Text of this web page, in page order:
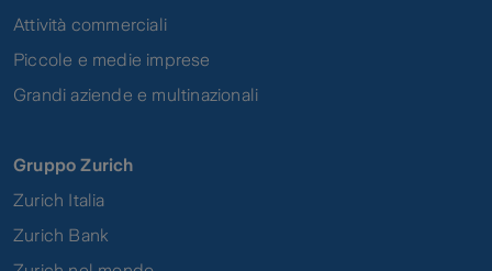
Attività commerciali
Piccole e medie imprese
Grandi aziende e multinazionali
Gruppo Zurich
Zurich Italia
Zurich Bank